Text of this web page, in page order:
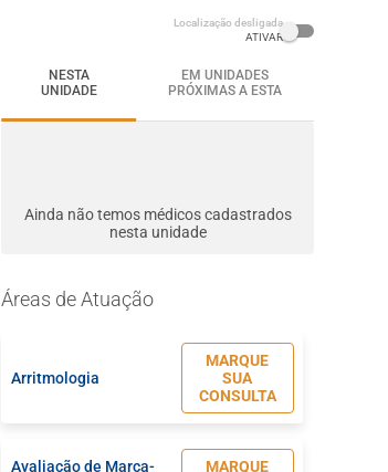
Localização desligada
ATIVAR
NESTA
UNIDADE
EM UNIDADES
PRÓXIMAS A ESTA
Ainda não temos médicos cadastrados
nesta unidade
Áreas de Atuação
Arritmologia
MARQUE
SUA
CONSULTA
Avaliação de Marca-
MARQUE